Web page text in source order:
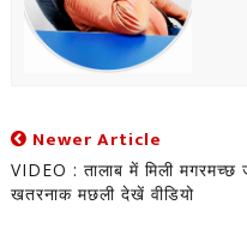
Newer Article
VIDEO : तालाब में मिली मगरमच्छ
खतरनाक मछली देखें वीडियो